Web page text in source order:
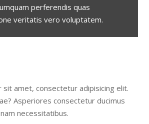
perferendis quas
veritatis vero voluptatem.
sit amet, consectetur adipisicing elit.
Asperiores consectetur ducimus
necessitatibus.